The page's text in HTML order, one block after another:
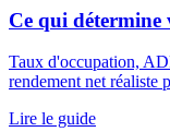
Ce qui
Taux d'occupation,
rendement net réaliste
Lire le guide